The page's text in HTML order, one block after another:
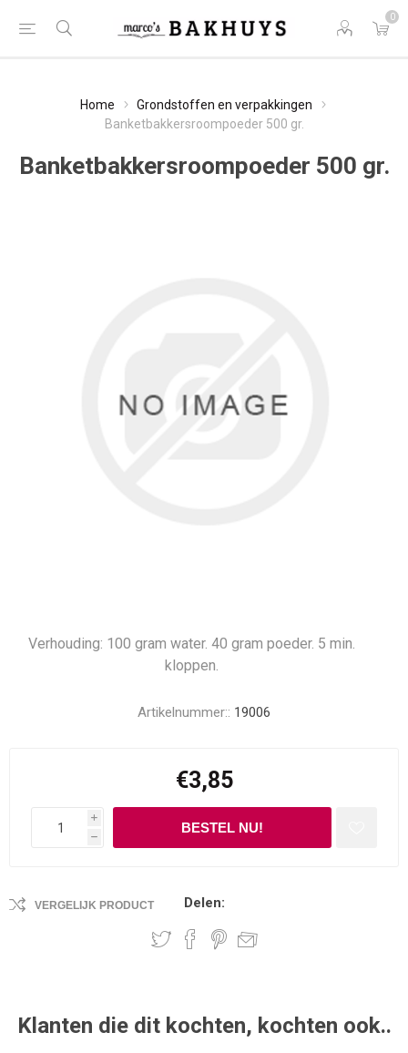
0
Home
Grondstoffen en verpakkingen
Banketbakkersroompoeder 500 gr.
Banketbakkersroompoeder 500 gr.
VERGELIJK PRODUCT
Verhouding: 100 gram water. 40 gram poeder. 5 min.
kloppen.
Artikelnummer:: 19006
€3,85
i
h
Delen:
Klanten die dit kochten, kochten ook..